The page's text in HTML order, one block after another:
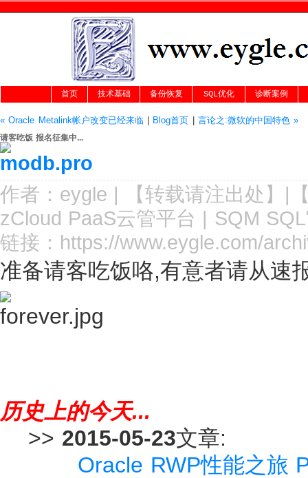
首页 技术基础 备份恢复 SQL优化 诊断案例
« Oracle Metalink帐户改变已经来临| Blog首页 言论之:微软的中国特色 »
请客吃饭 报名征集中...
作者： eygle | 【转载请注出处 】|
zCloud PaaS云管平台 | SQM
链接： https://www.eygle.com/
准备请客吃饭咯,有意者请从速
历史上的今天...
>> 2015-05-23文章:
Oracle RWP性能之旅